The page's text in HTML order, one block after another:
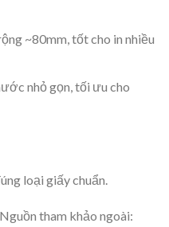
~80mm, tốt cho in nhiều
nhỏ gọn, tối ưu cho
loại giấy chuẩn.
Nguồn tham khảo ngoài: